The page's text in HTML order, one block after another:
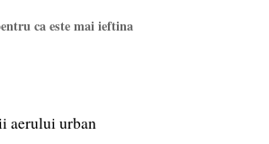
ca este mai ieftina
aerului urban